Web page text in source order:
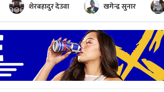
शेरबहादुर देउवा खगेन्द्र सुनार